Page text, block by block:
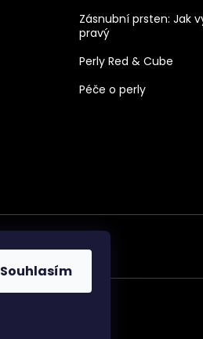
Souhlasím
Zásnubní prsten: Jak
pravý
Perly Red & Cube
Péče o perly